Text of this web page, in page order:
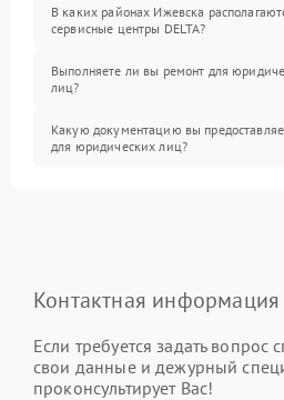
В каких районах Ижевска
сервисные центры DELTA?
Выполняете ли вы ремонт для
лиц?
Какую документацию вы
для юридических лиц?
Контактная информация
Если требуется задать вопрос
свои данные и дежурный
проконсультирует Вас!